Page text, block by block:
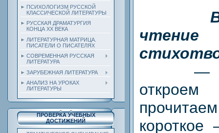
ПСИХОЛОГИЗМ РУССКОЙ
КЛАССИЧЕСКОЙ ЛИТЕРАТУРЫ
РУССКАЯ ДРАМАТУРГИЯ
КОНЦА ХХ ВЕКА
ЛИТЕРАТУРНАЯ МАТРИЦА.
ПИСАТЕЛИ О ПИСАТЕЛЯХ
СОВРЕМЕННАЯ РУССКАЯ
ЛИТЕРАТУРА
ЗАРУБЕЖНАЯ ЛИТЕРАТУРА
АНАЛИЗ НА УРОКАХ
ЛИТЕРАТУРЫ
ПРОВЕРКА УЧЕБНЫХ
ДОСТИЖЕНИЙ
—
прочитаем